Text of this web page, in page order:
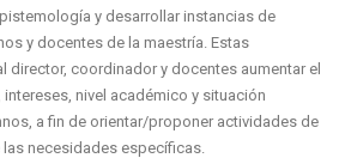
y desarrollar instancias de
y docentes de la maestría. Estas
director, coordinador y docentes aumentar el
nivel académico y situación
a fin de orientar/proponer actividades de
necesidades específicas.